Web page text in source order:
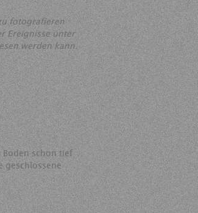
fotografieren
Ereignisse unter
werden kann.
schon tief
geschlossene